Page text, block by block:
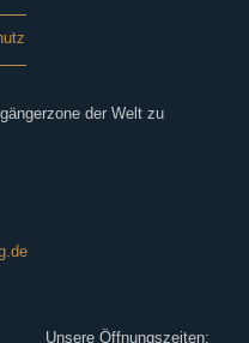
der Welt zu
Unsere Öffnungszeiten: